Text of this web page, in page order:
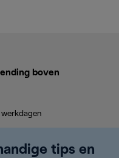
boven
tips en